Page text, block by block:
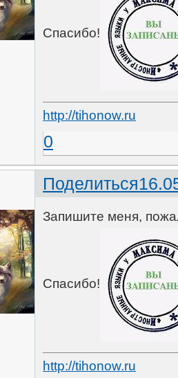
Спасибо!
http://tihonow.ru
0
Поделиться
Запишите меня,
Спасибо!
http://tihonow.ru